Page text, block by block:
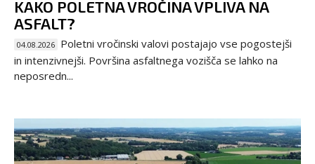
KAKO POLETNA VROČINA VPLIVA NA
ASFALT?
04.08.2026 Poletni vročinski valovi postajajo vse pogostejši
in intenzivnejši. Površina asfaltnega vozišča se lahko na
neposredn...